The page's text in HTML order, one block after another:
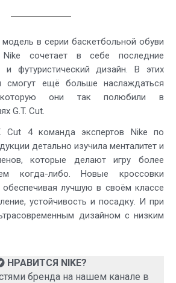
модель в серии баскетбольной обуви
сочетает в себе последние
и футуристический дизайн. В этих
смогут ещё больше наслаждаться
которую они так полюбили в
G.T. Cut.
Cut 4 команда экспертов Nike по
детально изучила менталитет и
которые делают игру более
когда-либо. Новые кроссовки
лучшую в своём классе
устойчивость и посадку. И при
дизайном с низким
НРАВИТСЯ NIKE?
бренда на нашем канале в